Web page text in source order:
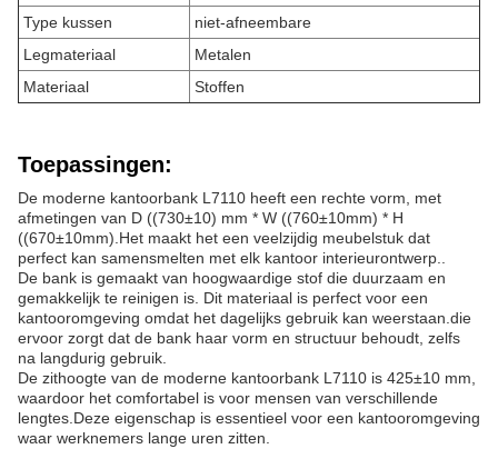
Type kussen
niet-afneembare
Legmateriaal
Metalen
Materiaal
Stoffen
Toepassingen:
De moderne kantoorbank L7110 heeft een rechte vorm, met
afmetingen van D ((730±10) mm * W ((760±10mm) * H
((670±10mm).Het maakt het een veelzijdig meubelstuk dat
perfect kan samensmelten met elk kantoor interieurontwerp..
De bank is gemaakt van hoogwaardige stof die duurzaam en
gemakkelijk te reinigen is. Dit materiaal is perfect voor een
kantooromgeving omdat het dagelijks gebruik kan weerstaan.die
ervoor zorgt dat de bank haar vorm en structuur behoudt, zelfs
na langdurig gebruik.
De zithoogte van de moderne kantoorbank L7110 is 425±10 mm,
waardoor het comfortabel is voor mensen van verschillende
lengtes.Deze eigenschap is essentieel voor een kantooromgeving
waar werknemers lange uren zitten.